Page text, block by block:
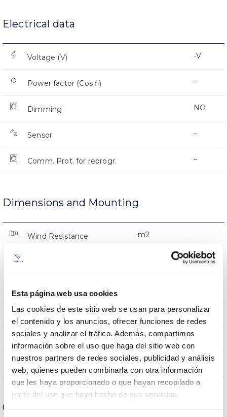
Esta página web usa cookies
Las cookies de este sitio web se usan para personalizar
el contenido y los anuncios, ofrecer funciones de redes
sociales y analizar el tráfico. Además, compartimos
información sobre el uso que haga del sitio web con
nuestros partners de redes sociales, publicidad y análisis
web, quienes pueden combinarla con otra información
que les haya proporcionado o que hayan recopilado a
partir del uso que haya hecho de sus servicios.
Electrical data
Voltage (V) -V
Power factor (Cos fi) –
Dimming NO
Sensor –
Comm. Prot. for reprogr. –
Dimensions and Mounting
Wind Resistance -m2
Measures
Inclination –
Strip cutting unit –
Linkable NO
Optical data